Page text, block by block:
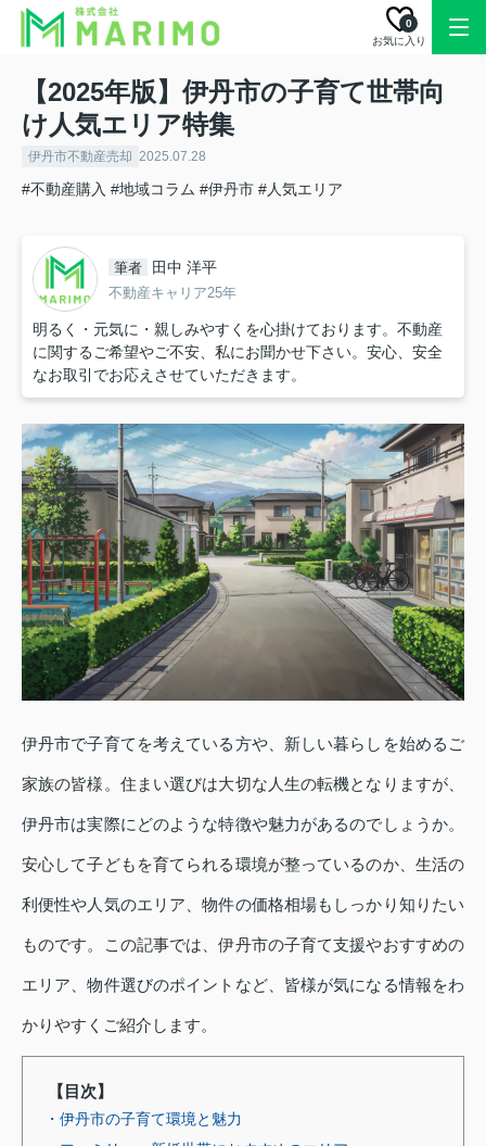
お気に入り
0
【2025年版】伊丹市の子育て世帯向
け人気エリア特集
伊丹市不動産売却 2025.07.28
#不動産購入 #地域コラム #伊丹市 #人気エリア
筆者 田中 洋平
不動産キャリア25年
明るく・元気に・親しみやすくを心掛けております。不動産
に関するご希望やご不安、私にお聞かせ下さい。安心、安全
なお取引でお応えさせていただきます。
伊丹市で子育てを考えている方や、新しい暮らしを始めるご
家族の皆様。住まい選びは大切な人生の転機となりますが、
伊丹市は実際にどのような特徴や魅力があるのでしょうか。
安心して子どもを育てられる環境が整っているのか、生活の
利便性や人気のエリア、物件の価格相場もしっかり知りたい
ものです。この記事では、伊丹市の子育て支援やおすすめの
エリア、物件選びのポイントなど、皆様が気になる情報をわ
かりやすくご紹介します。
【目次】
・伊丹市の子育て環境と魅力